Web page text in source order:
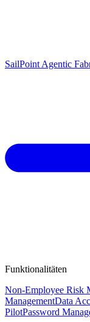
SailPoint Agentic
Funktionalitäten
Non-Employee Risk
ManagementData
PilotPassword